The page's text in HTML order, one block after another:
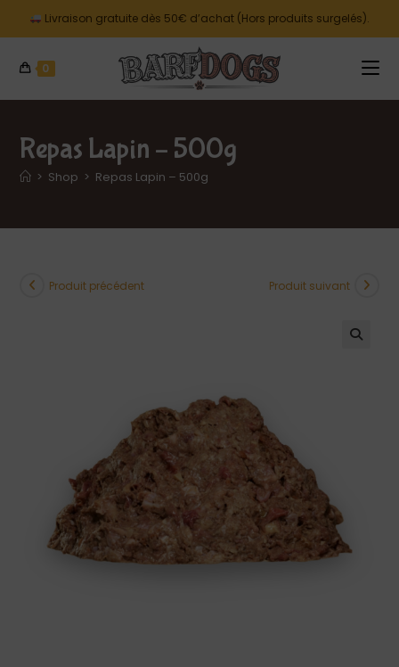
Livraison gratuite dès 50€ d’achat (Hors produits surgelés).
0
Repas Lapin – 500g
> Shop > Repas Lapin – 500g
Produit précédent Produit suivant